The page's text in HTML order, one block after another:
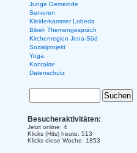
Junge Gemeinde
Senioren
Kleiderkammer Lobeda
Bibel- Themengespräch
Kirchenregion Jena-Süd
Sozialprojekt
Yoga
Kontakte
Datenschutz
Besucheraktivitäten:
Jetzt online: 4
Klicks (Hits) heute: 513
Klicks diese Woche: 1853